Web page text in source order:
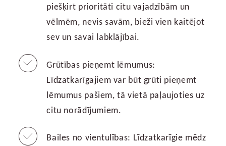
piešķirt prioritāti citu vajadzībām un
vēlmēm, nevis savām, bieži vien kaitējot
sev un savai labklājībai.
Grūtības pieņemt lēmumus:
Līdzatkarīgajiem var būt grūti pieņemt
lēmumus pašiem, tā vietā paļaujoties uz
citu norādījumiem.
Bailes no vientulības: Līdzatkarīgie mēdz